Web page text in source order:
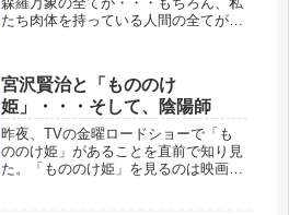
たち肉体を持っている人間の全てが目
のです以前・・・既に終えていますお
導きの最前線の光のプロジェクトが始
ま...
宮沢賢治と「もののけ
姫」・・・そして、陰陽師
昨夜、TVの金曜ロードショーで「も
ののけ姫」があることを直前で知り見
た。「もののけ姫」を見るのは映画以